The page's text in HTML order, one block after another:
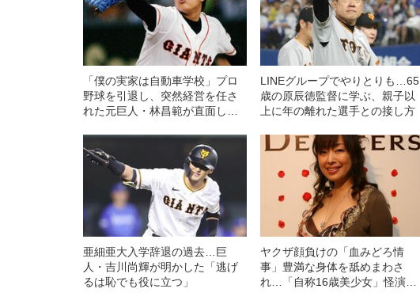
「僕の実家は自動車学校」プロ
野球を引退し、突然経営を任さ
れた元巨人・林昌範が直面した
LINEグループでやりとりも…65
歳の原辰徳監督に学ぶ、親子以
上に年の離れた選手との接し方
亜細亜大入学辞退の過去…巨
人・吉川尚輝が明かした「逃げ
るは恥でも役に立つ」
ヤクザ顔負けの「血みどろ情
事」豊満な身体を舐めまわさ
れ…「自称16歳美少女」怪演